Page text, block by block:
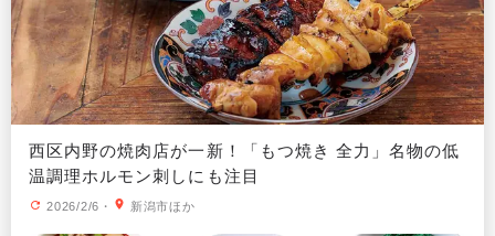
西区内野の焼肉店が一新！「もつ焼き 全力」名物の低
温調理ホルモン刺しにも注目
2026/2/6 ・ 新潟市ほか